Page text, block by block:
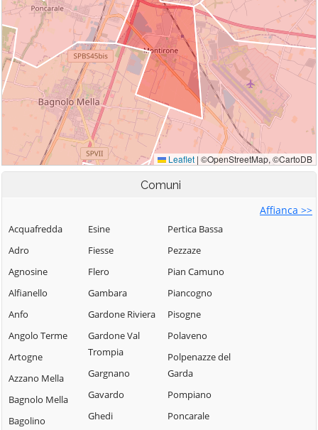
Comuni
Affianca >>
Acquafredda
Adro
Agnosine
Alfianello
Anfo
Angolo Terme
Artogne
Azzano Mella
Bagnolo Mella
Bagolino
Esine
Fiesse
Flero
Gambara
Gardone Riviera
Gardone Val
Trompia
Gargnano
Gavardo
Ghedi
Pertica Bassa
Pezzaze
Pian Camuno
Piancogno
Pisogne
Polaveno
Polpenazze del
Garda
Pompiano
Poncarale